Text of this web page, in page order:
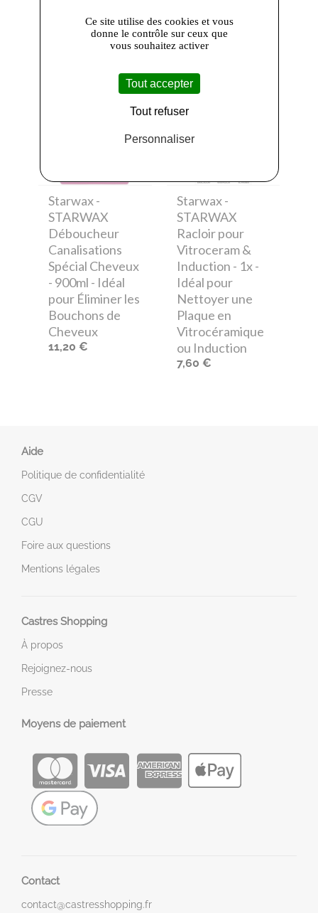
Starwax-
STARWAX
Déboucheur
Canalisations
Spécial Cheveux
- 900ml - Idéal
pour Éliminer les
Bouchons de
Cheveux
11,20 €
Starwax-
STARWAX
Racloir pour
Vitroceram &
Induction - 1x -
Idéal pour
Nettoyer une
Plaque en
Vitrocéramique
ou Induction
7,60 €
Aide
Politique de confidentialité
CGV
CGU
Foire aux questions
Mentions légales
Castres Shopping
À propos
Rejoignez-nous
Presse
Moyens de paiement
Contact
contact@castresshopping.fr
Ce site utilise des cookies et vous
donne le contrôle sur ceux que
vous souhaitez activer
Tout accepter
Tout refuser
Personnaliser